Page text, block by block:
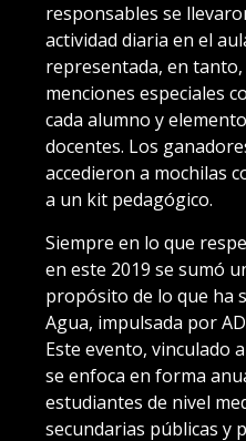
responsables se
actividad diaria en el
representada, en
menciones especiales
cada alumno y
docentes. Los
accedieron a mochilas
a un kit pedagógico.
Siempre en lo que
en este 2019 se sumó
propósito de lo que ha
Agua, impulsada por
Este evento, vinculado
se enfoca en forma
estudiantes de nivel
secundarias públicas y